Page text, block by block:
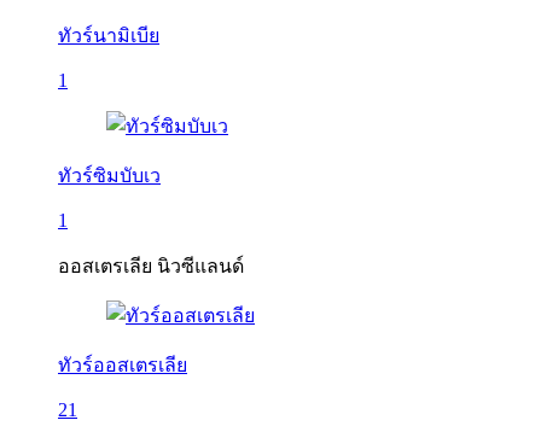
ทัวร์นามิเบีย
1
ทัวร์ซิมบับเว
1
ออสเตรเลีย นิวซีแลนด์
ทัวร์ออสเตรเลีย
21